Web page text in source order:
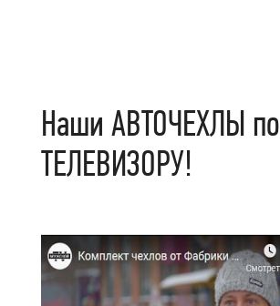
Наши АВТОЧЕХЛЫ по
ТЕЛЕВИЗОРУ!